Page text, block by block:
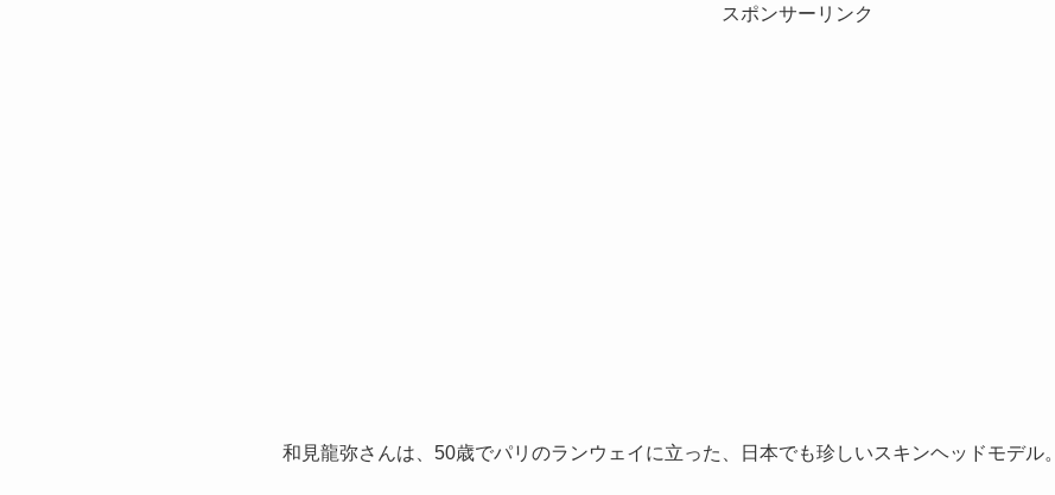
スポンサーリンク
和見龍弥さんは、50歳でパリのランウェイに立った、日本でも珍しいスキンヘッドモデル。